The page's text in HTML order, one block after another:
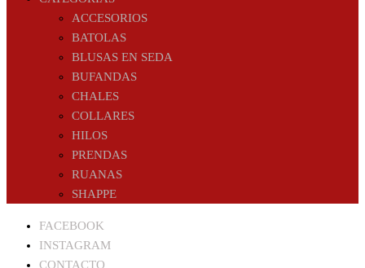
ACCESORIOS
BATOLAS
BLUSAS EN SEDA
BUFANDAS
CHALES
COLLARES
HILOS
PRENDAS
RUANAS
SHAPPE
FACEBOOK
INSTAGRAM
CONTACTO